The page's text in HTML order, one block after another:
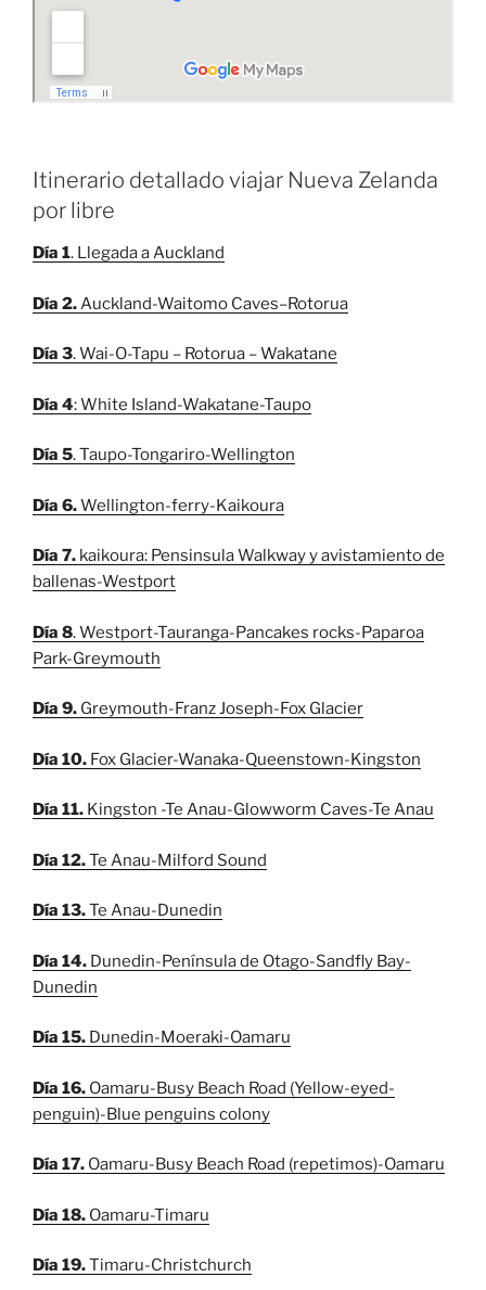
Itinerario detallado viajar Nueva Zelanda
por libre
Día 1. Llegada a Auckland
Día 2.Auckland-Waitomo Caves–Rotorua
Día 3. Wai-O-Tapu – Rotorua – Wakatane
Día 4: White Island-Wakatane-Taupo
Día 5. Taupo-Tongariro-Wellington
Día 6.Wellington-ferry-Kaikoura
Día 7. kaikoura: Pensinsula Walkway y avistamiento de
ballenas-Westport
Día 8. Westport-Tauranga-Pancakes rocks-Paparoa
Park-Greymouth
Día 9. Greymouth-Franz Joseph-Fox Glacier
Día 10. Fox Glacier-Wanaka-Queenstown-Kingston
Día 11. Kingston -Te Anau-Glowworm Caves-Te Anau
Día 12.Te Anau-Milford Sound
Día 13.Te Anau-Dunedin
Día 14. Dunedin-Península de Otago-Sandfly Bay-
Dunedin
Día 15. Dunedin-Moeraki-Oamaru
Día 16. Oamaru-Busy Beach Road (Yellow-eyed-
penguin)-Blue penguins colony
Día 17. Oamaru-Busy Beach Road (repetimos)-Oamaru
Día 18. Oamaru-Timaru
Día 19.Timaru-Christchurch